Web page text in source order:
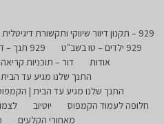
929 – תקנון דיוור שיווקי ותקשורת דיגיטלית
929 ילדים – טו בשב"ט
929 תנך – דף הבית
אודות
דור – תוכניות קריאה
התנך שלנו מגיע עד
התנך שלנו מגיע עד הבית |
חלופה לעמוד הקמפוס
יוטיוב
מאחורי הקלעים